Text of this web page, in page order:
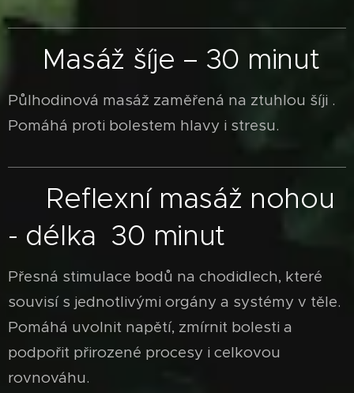
Masáž šíje – 30 minut
Půlhodinová masáž zaměřená na ztuhlou šíji .
Pomáhá proti bolestem hlavy i stresu.
Reflexní masáž nohou
- délka 30 minut
Přesná stimulace bodů na chodidlech, které
souvisí s jednotlivými orgány a systémy v těle.
Pomáhá uvolnit napětí, zmírnit bolesti a
podpořit přirozené procesy i celkovou
rovnováhu.